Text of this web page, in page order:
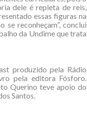
dele é repleta de reis,
essas figuras na
se reconheçam”, conclui
da Undime que trata
produzido pela Rádio
pela editora Fósforo.
Querino teve apoio do
Santos.